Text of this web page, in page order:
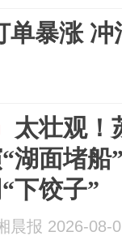
单暴涨
太壮观！
湖面堵船
“下饺子”
晨报 2026-08-